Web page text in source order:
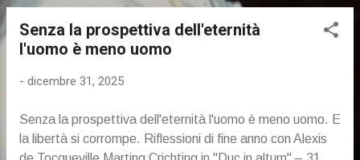
o
Senza la prospettiva dell'eternità
l'uomo è meno uomo
- dicembre 31, 2025
Senza la prospettiva dell'eternità l'uomo è meno uomo. E
la libertà si corrompe. Riflessioni di fine anno con Alexis